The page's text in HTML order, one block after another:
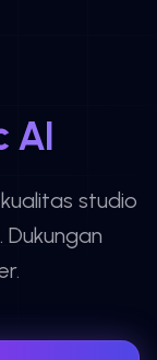
AI
studio
Dukungan